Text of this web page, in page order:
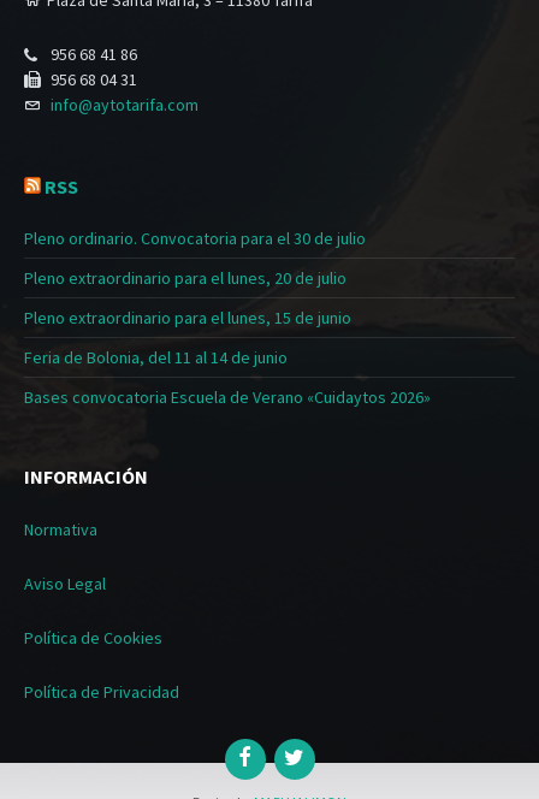
956 68 41 86
956 68 04 31
info@aytotarifa.com
RSS
Pleno ordinario. Convocatoria para el 30 de julio
Pleno extraordinario para el lunes, 20 de julio
Pleno extraordinario para el lunes, 15 de junio
Feria de Bolonia, del 11 al 14 de junio
Bases convocatoria Escuela de Verano «Cuidaytos 2026»
INFORMACIÓN
Normativa
Aviso Legal
Política de Cookies
Política de Privacidad